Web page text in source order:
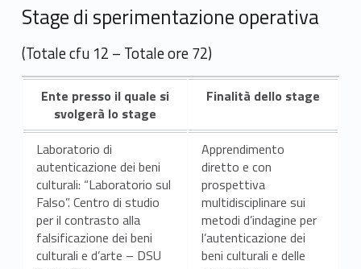
i
v
i
f
m
Stage di sperimentazione operativa
(Totale cfu 12 – Totale ore 72)
Ente presso il quale si
svolgerà lo stage
Finalità dello stage
Laboratorio di
autenticazione dei beni
culturali: “Laboratorio sul
Falso”. Centro di studio
per il contrasto alla
falsificazione dei beni
culturali e d’arte – DSU
Apprendimento
diretto e con
prospettiva
multidisciplinare sui
metodi d’indagine per
l’autenticazione dei
beni culturali e delle